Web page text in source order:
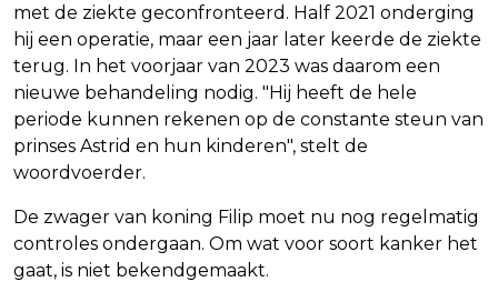
met de ziekte geconfronteerd. Half 2021 onderging
hij een operatie, maar een jaar later keerde de ziekte
terug. In het voorjaar van 2023 was daarom een
nieuwe behandeling nodig. "Hij heeft de hele
periode kunnen rekenen op de constante steun van
prinses Astrid en hun kinderen", stelt de
woordvoerder.
De zwager van koning Filip moet nu nog regelmatig
controles ondergaan. Om wat voor soort kanker het
gaat, is niet bekendgemaakt.